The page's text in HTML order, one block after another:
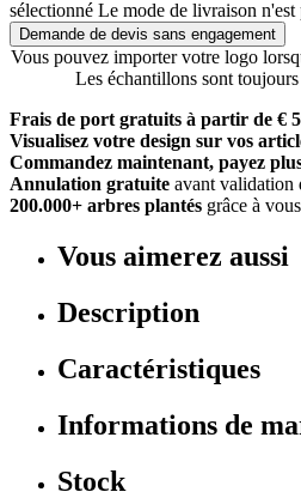
sélectionné Le mode de livraison n'est
Demande de devis sans engagement
Vous pouvez importer votre logo
Les échantillons sont
Frais de port gratuits à partir de €
Visualisez votre design sur vos
Commandez maintenant, payez
Annulation gratuite avant validation
200.000+ arbres plantés grâce à vous
Vous aimerez aussi
Description
Caractéristiques
Informations de
Stock